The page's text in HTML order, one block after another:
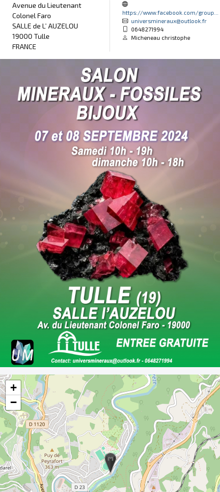
Avenue du Lieutenant
Colonel Faro
SALLE de L’ AUZELOU
19000 Tulle
FRANCE
https://www.facebook.com/group...
universmineraux@outlook.fr
0648271994
Micheneau christophe
+
−